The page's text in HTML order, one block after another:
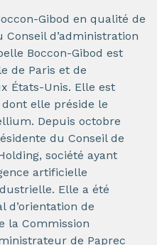
Gibod en qualité de
d’administration
Boccon-Gibod est
de Paris et de
États-Unis. Elle est
elle préside le
Depuis octobre
du Conseil de
société ayant
artificielle
Elle a été
d’orientation de
la Commission
de Paprec